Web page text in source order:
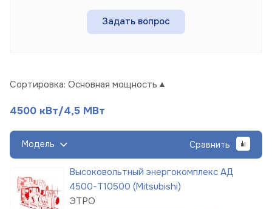
Задать вопрос
Сортировка: Основная мощность
4500 кВт/4,5 МВт
Модель Сравнить
Высоковольтный энергокомплекс АД
4500-Т10500 (Mitsubishi)
ЭТРО